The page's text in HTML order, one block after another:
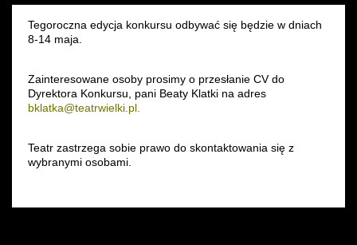
Wynajem kostiumów
Fundusze unijne
Tegoroczna edycja konkursu odbywać się będzie w dniach
8-14 maja.
Zainteresowane osoby prosimy o przesłanie CV do
Dyrektora Konkursu, pani Beaty Klatki na adres
bklatka@teatrwielki.pl.
Teatr zastrzega sobie prawo do skontaktowania się z
wybranymi osobami.